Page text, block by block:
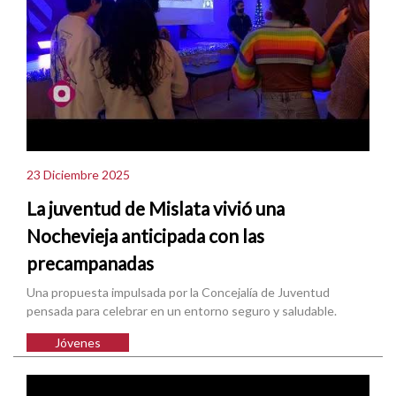
23 Diciembre 2025
La juventud de Mislata vivió una
Nochevieja anticipada con las
precampanadas
Una propuesta impulsada por la Concejalía de Juventud
pensada para celebrar en un entorno seguro y saludable.
Jóvenes